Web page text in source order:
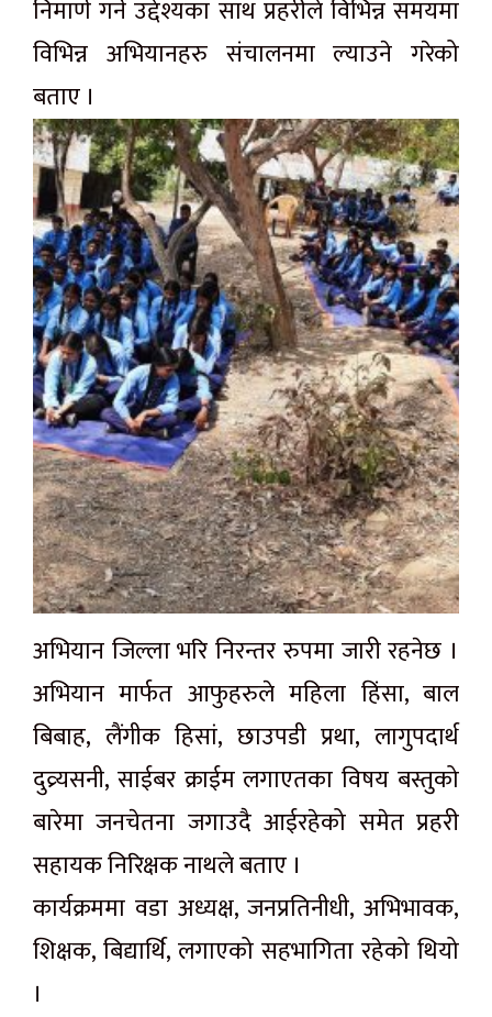
निमार्ण गर्ने उद्देश्यका साथ प्रहरीले विभिन्न समयमा
विभिन्न अभियानहरु संचालनमा ल्याउने गरेको
बताए ।
अभियान जिल्ला भरि निरन्तर रुपमा जारी रहनेछ ।
अभियान मार्फत आफुहरुले महिला हिंसा, बाल
बिबाह, लैंगीक हिसां, छाउपडी प्रथा, लागुपदार्थ
दुव्र्यसनी, साईबर क्राईम लगाएतका विषय बस्तुको
बारेमा जनचेतना जगाउदै आईरहेको समेत प्रहरी
सहायक निरिक्षक नाथले बताए ।
कार्यक्रममा वडा अध्यक्ष, जनप्रतिनीधी, अभिभावक,
शिक्षक, बिद्यार्थि, लगाएको सहभागिता रहेको थियो
।